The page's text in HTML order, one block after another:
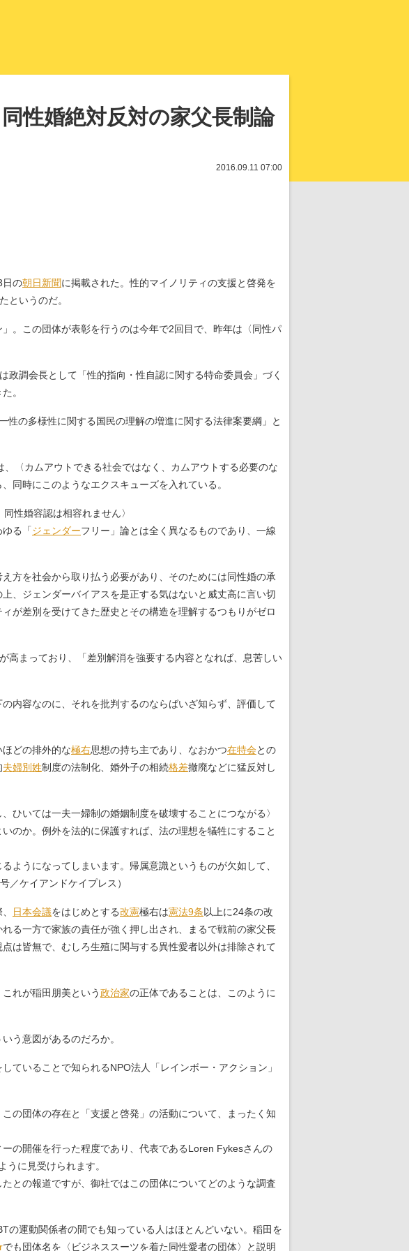
性婚絶対反対の家父長制論
2016.09.11 07:00
日の朝日新聞に掲載された。性的マイノリティの支援と啓発を
というのだ。
。この団体が表彰を行うのは今年で2回目で、昨年は〈同性パ
調会長として「性的指向・性自認に関する特命委員会」づく
。
の多様性に関する国民の理解の増進に関する法律案要綱」と
〈カムアウトできる社会ではなく、カムアウトする必要のな
同時にこのようなエクスキューズを入れている。
性婚容認は相容れません〉
る「ジェンダーフリー」論とは全く異なるものであり、一線
方を社会から取り払う必要があり、そのためには同性婚の承
、ジェンダーバイアスを是正する気はないと威丈高に言い切
が差別を受けてきた歴史とその構造を理解するつもりがゼロ
まっており、「差別解消を強要する内容となれば、息苦しい
内容なのに、それを批判するのならばいざ知らず、評価して
どの排外的な極右思想の持ち主であり、なおかつ在特会との
夫婦別姓制度の法制化、婚外子の相続格差撤廃などに猛反対し
ひいては一夫一婦制の婚姻制度を破壊することにつながる〉
のか。例外を法的に保護すれば、法の理想を犠牲にすること
ようになってしまいます。帰属意識というものが欠如して、
／ケイアンドケイプレス）
日本会議をはじめとする改憲極右は憲法9条以上に24条の改
る一方で家族の責任が強く押し出され、まるで戦前の家父長
は皆無で、むしろ生殖に関与する異性愛者以外は排除されて
れが稲田朋美という政治家の正体であることは、このように
う意図があるのだろか。
いることで知られるNPO法人「レインボー・アクション」
の団体の存在と「支援と啓発」の活動について、まったく知
の開催を行った程度であり、代表であるLoren Fykesさんの
に見受けられます。
との報道ですが、御社ではこの団体についてどのような調査
運動関係者の間でも知っている人はほとんどいない。稲田を
でも団体名を〈ビジネススーツを着た同性愛者の団体〉と説明